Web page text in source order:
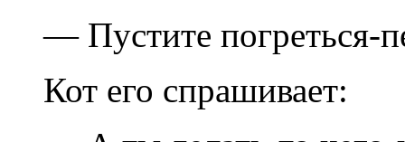
— Пустите погреться-
Кот его спрашивает: